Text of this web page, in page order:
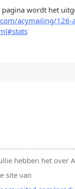
wordt het
acymailing/126-
hebben het over
site van